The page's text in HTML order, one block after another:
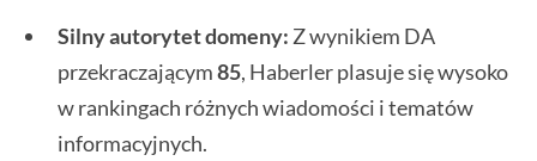
Silny autorytet domeny: Z wynikiem DA
przekraczającym85, Haberler plasuje się wysoko
w rankingach różnych wiadomości i tematów
informacyjnych.